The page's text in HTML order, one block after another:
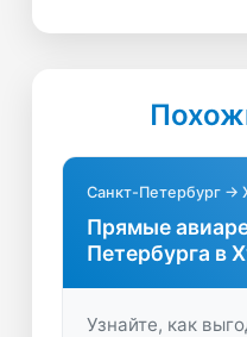
Санкт-Петербург →
Прямые
Петербурга в
Узнайте, как